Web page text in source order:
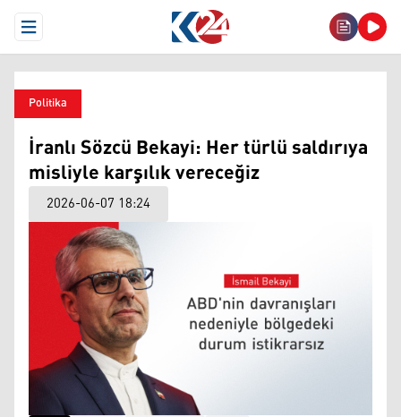
Open Menu
Politika
İranlı Sözcü Bekayi: Her türlü saldırıya
misliyle karşılık vereceğiz
2026-06-07 18:24